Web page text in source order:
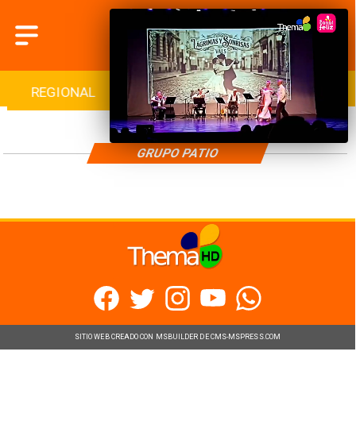
REGIONAL INTERNACIONAL DEPORTES
GRUPO PATIO
SITIO WEB CREADO CON MSBUILDER DE CMS-MSPRESS.COM